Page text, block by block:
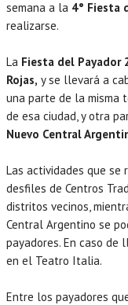
semana a la 4° Fiesta
realizarse.
La Fiesta del Payador
Rojas, y se llevará a
una parte de la misma
de esa ciudad, y otra
Nuevo Central
Las actividades que se
desfiles de Centros
distritos vecinos,
Central Argentino se
payadores. En caso de
en el Teatro Italia.
Entre los payadores